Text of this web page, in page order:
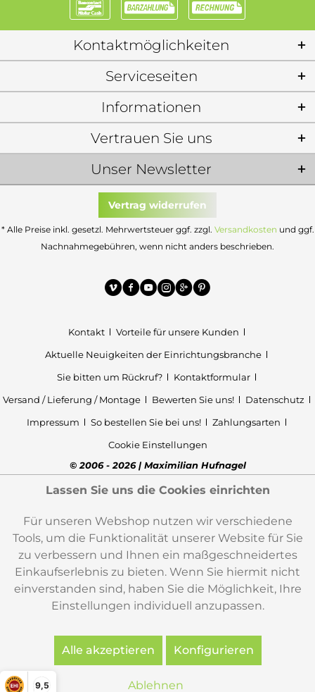
9,5
Kontaktmöglichkeiten
Serviceseiten
Informationen
Unser Newsletter
Vertrauen Sie uns
Vertrag widerrufen
* Alle Preise inkl. gesetzl. Mehrwertsteuer ggf. zzgl. Versandkosten und ggf.
Nachnahmegebühren, wenn nicht anders beschrieben.
Kontakt
Vorteile für unsere Kunden
Aktuelle Neuigkeiten der Einrichtungsbranche
Sie bitten um Rückruf?
Kontaktformular
Versand / Lieferung / Montage
Bewerten Sie uns!
Datenschutz
Impressum
So bestellen Sie bei uns!
Zahlungsarten
Cookie Einstellungen
© 2006 - 2026 | Maximilian Hufnagel
Lassen Sie uns die Cookies einrichten
Für unseren Webshop nutzen wir verschiedene
Tools, um die Funktionalität unserer Website für Sie
zu verbessern und Ihnen ein maßgeschneidertes
Einkaufserlebnis zu bieten. Wenn Sie hiermit nicht
einverstanden sind, haben Sie die Möglichkeit, Ihre
Einstellungen individuell anzupassen.
Alle akzeptieren Konfigurieren
Ablehnen